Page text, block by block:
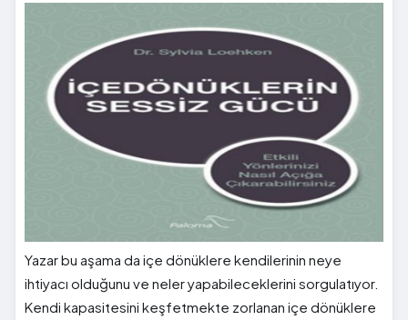
Yazar bu aşama da içe dönüklere kendilerinin neye
ihtiyacı olduğunu ve neler yapabileceklerini sorgulatıyor.
Kendi kapasitesini keşfetmekte zorlanan içe dönüklere